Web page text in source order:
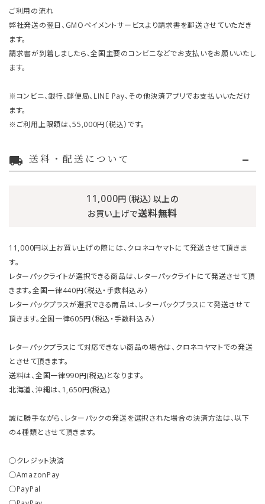
ご利用の流れ
弊社発送の翌日、GMOペイメントサービスより請求書を郵送させていただき
ます。
請求書が到着しましたら、全国主要のコンビニなどでお支払いをお願いいたし
ます。
※コンビニ、銀行、郵便局、LINE Pay、その他決済アプリでお支払いいただけ
ます。
※ご利用上限額は、55,000円（税込）です。
local_shipping 送料・配送について
11,000円（税込）以上の
お買い上げで送料無料
11,000円以上お買い上げの際には、クロネコヤマトにて発送させて頂きま
す。
レターパックライトが選択できる商品は、レターパックライトにて発送させて頂
きます。全国一律440円（税込・手数料込み）
レターパックプラスが選択できる商品は、レターパックプラスにて発送させて
頂きます。全国一律605円（税込・手数料込み）
レターパックプラスにて対応できない商品の場合は、クロネコヤマトでの発送
とさせて頂きます。
送料は、全国一律990円(税込)となります。
北海道、沖縄は、1,650円(税込)
誠に勝手ながら、レターパックの発送を選択された場合の決済方法は、以下
の４種類とさせて頂きます。
○クレジット決済
○AmazonPay
○PayPal